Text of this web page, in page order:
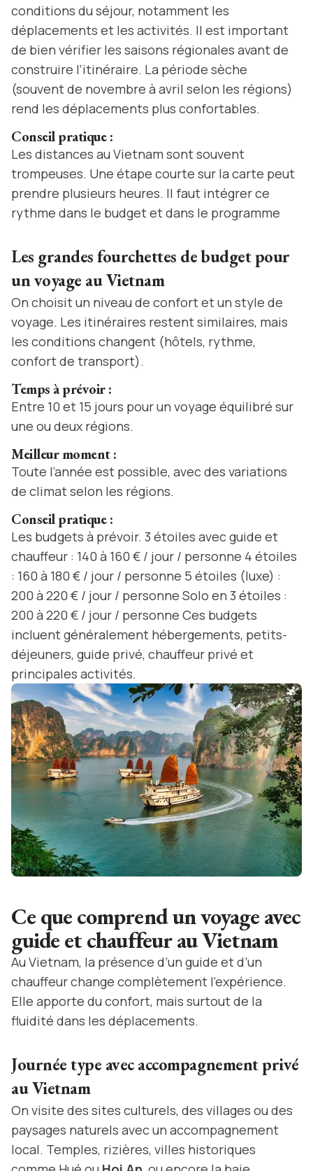
conditions du séjour, notamment les
déplacements et les activités. Il est important
de bien vérifier les saisons régionales avant de
construire l’itinéraire. La période sèche
(souvent de novembre à avril selon les régions)
rend les déplacements plus confortables.
Conseil pratique :
Les distances au Vietnam sont souvent
trompeuses. Une étape courte sur la carte peut
prendre plusieurs heures. Il faut intégrer ce
rythme dans le budget et dans le programme
Les grandes fourchettes de budget pour
un voyage au Vietnam
On choisit un niveau de confort et un style de
voyage. Les itinéraires restent similaires, mais
les conditions changent (hôtels, rythme,
confort de transport).
Temps à prévoir :
Entre 10 et 15 jours pour un voyage équilibré sur
une ou deux régions.
Meilleur moment :
Toute l’année est possible, avec des variations
de climat selon les régions.
Conseil pratique :
Les budgets à prévoir. 3 étoiles avec guide et
chauffeur : 140 à 160 € / jour / personne 4 étoiles
: 160 à 180 € / jour / personne 5 étoiles (luxe) :
200 à 220 € / jour / personne Solo en 3 étoiles :
200 à 220 € / jour / personne Ces budgets
incluent généralement hébergements, petits-
déjeuners, guide privé, chauffeur privé et
principales activités.
Ce que comprend un voyage avec
guide et chauffeur au Vietnam
Au Vietnam, la présence d’un guide et d’un
chauffeur change complètement l’expérience.
Elle apporte du confort, mais surtout de la
fluidité dans les déplacements.
Journée type avec accompagnement privé
au Vietnam
On visite des sites culturels, des villages ou des
paysages naturels avec un accompagnement
local. Temples, rizières, villes historiques